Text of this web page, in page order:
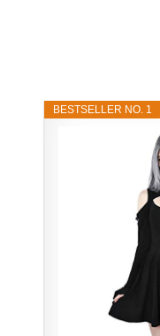
BESTSELLER NO. 1